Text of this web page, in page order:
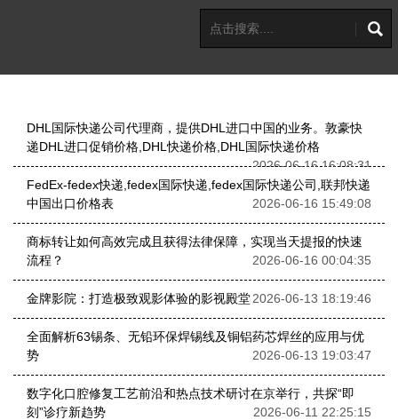
DHL国际快递公司代理商，提供DHL进口中国的业务。敦豪快
递DHL进口促销价格,DHL快递价格,DHL国际快递价格
2026-06-16 16:08:31
FedEx-fedex快递,fedex国际快递,fedex国际快递公司,联邦快递
中国出口价格表
2026-06-16 15:49:08
商标转让如何高效完成且获得法律保障，实现当天提报的快速
流程？
2026-06-16 00:04:35
金牌影院：打造极致观影体验的影视殿堂2026-06-13 18:19:46
全面解析63锡条、无铅环保焊锡线及铜铝药芯焊丝的应用与优
势
2026-06-13 19:03:47
数字化口腔修复工艺前沿和热点技术研讨在京举行，共探“即
刻”诊疗新趋势
2026-06-11 22:25:15